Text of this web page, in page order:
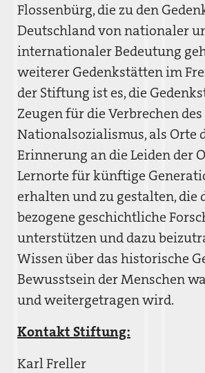
Flossenbürg, die zu den
Deutschland von nationaler
internationaler Bedeutung
weiterer Gedenkstätten im
der Stiftung ist es, die
Zeugen für die Verbrechen des
Nationalsozialismus, als Orte
Erinnerung an die Leiden der
Lernorte für künftige
erhalten und zu gestalten, die
bezogene geschichtliche
unterstützen und dazu
Wissen über das historische
Bewusstsein der Menschen
und weitergetragen wird.
Kontakt Stiftung:
Karl Freller